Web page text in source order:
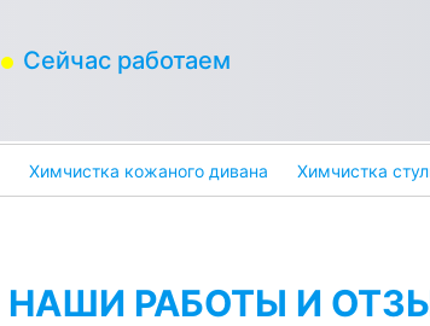
Сейчас работаем
Химчистка кожаного дивана Химчистка
НАШИ РАБОТЫ И